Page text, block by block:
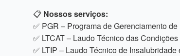
📋 Nossos serviços:
✅ PGR – Programa de Gerenciamento
✅ LTCAT – Laudo Técnico das
✅ LTIP – Laudo Técnico de